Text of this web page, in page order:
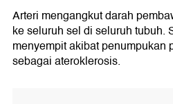
Arteri mengangkut darah
ke seluruh sel di seluruh tubuh.
menyempit akibat penumpukan
sebagai ateroklerosis.